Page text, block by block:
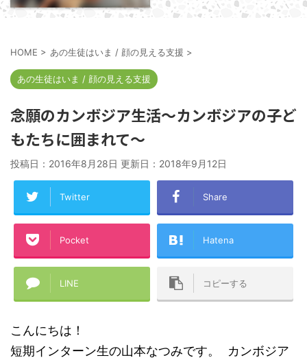
HOME > あの生徒はいま / 顔の見える支援 >
あの生徒はいま / 顔の見える支援
念願のカンボジア生活〜カンボジアの子ど
もたちに囲まれて～
投稿日：2016年8月28日 更新日： 2018年9月12日
Twitter Share
Pocket Hatena
LINE コピーする
こんにちは！
短期インターン生の山本なつみです。 カンボジア